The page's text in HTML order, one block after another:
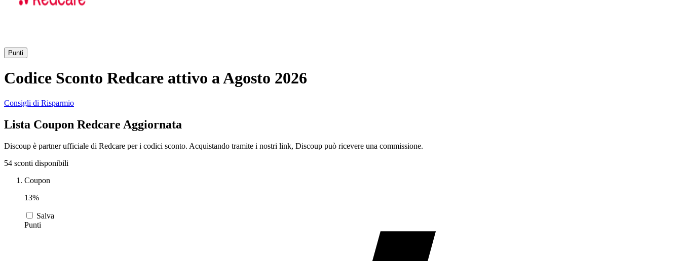
Punti
Codice Sconto Redcare attivo a Agosto 2026
Consigli di Risparmio
Lista Coupon Redcare Aggiornata
Discoup è partner ufficiale di Redcare per i codici sconto. Acquistando tramite i nostri link, Discoup può ricevere una commissione.
54 sconti disponibili
Coupon
13%
Salva
Punti